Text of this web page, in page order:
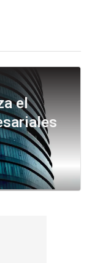
el